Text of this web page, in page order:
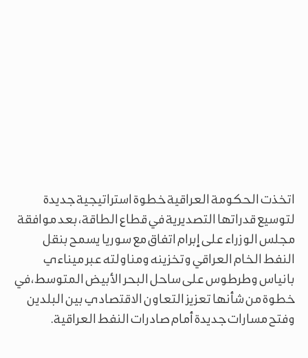
اتخذت الحكومة العراقية خطوة استراتيجية جديدة
لتوسيع قدراتها التصديرية في قطاع الطاقة، بعد موافقة
مجلس الوزراء على إبرام اتفاق مع سوريا يسمح بنقل
النفط الخام العراقي وتخزينه ومناولته عبر ميناءي
بانياس وطرطوس على ساحل البحر الأبيض المتوسط، في
خطوة من شأنها تعزيز التعاون الاقتصادي بين البلدين
وفتح مسارات جديدة أمام صادرات النفط العراقية.